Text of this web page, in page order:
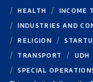
HEALTH
INCOME
INDUSTRIES AND
RELIGION
TRANSPORT
UDH
SPECIAL